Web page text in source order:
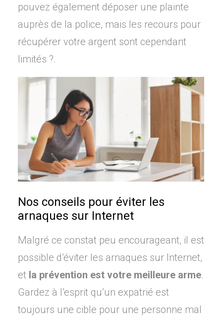
pouvez également déposer une plainte
auprès de la police, mais les recours pour
récupérer votre argent sont cependant
limités ?.
Nos conseils pour éviter les
arnaques sur Internet
Malgré ce constat peu encourageant, il est
possible d’éviter les arnaques sur Internet,
et la prévention est votre meilleure arme.
Gardez à l’esprit qu’un expatrié est
toujours une cible pour une personne mal